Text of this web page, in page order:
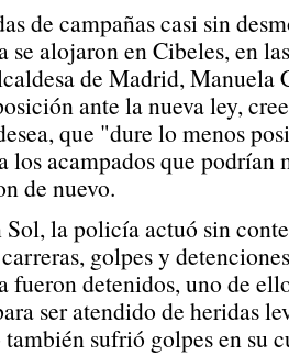
de campañas casi sin
alojaron en Cibeles, en
de Madrid, Manuela
ante la nueva ley,
que "dure lo menos
los acampados que podrían
de nuevo.
Sol, la policía actuó sin
golpes y
detenidos, uno de
ser atendido de heridas
sufrió golpes en su